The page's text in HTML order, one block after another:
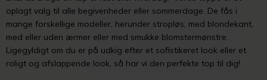
oplagt valg til alle begivenheder eller sommerdage. De fås i
mange forskellige modeller, herunder stropløs, med blondekant,
med eller uden ærmer eller med smukke blomstermønstre.
Ligegyldigt om du er på udkig efter et sofistikeret look eller et
roligt og afslappende look, så har vi den perfekte top til dig!